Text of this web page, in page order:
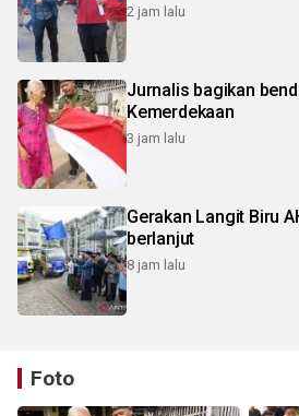
2 jam lalu
Jurnalis bagikan
Kemerdekaan
3 jam lalu
Gerakan Langit Biru
berlanjut
8 jam lalu
Foto